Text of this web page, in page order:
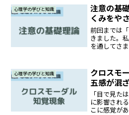
キーの考え
やすく紹介
心理学の学びと知識
注意の基
くみをや
前回までは
きました。
を通してさ
で起こるち
も学びまし
心理学の学びと知識
クロスモ
五感が混
「目で見た
に影響され
こに感覚が